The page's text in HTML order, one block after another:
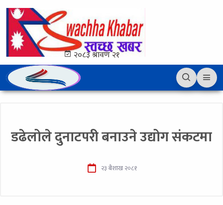
२०८३ श्रावण २१
डढेलोले दुनाटपरी बनाउने उद्योग संकटमा
२३ बैशाख २०८१